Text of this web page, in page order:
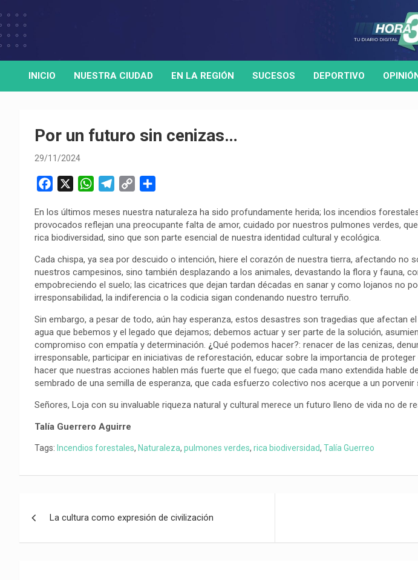
to
HORA32
Medio de comunicación digital
INICIO NUESTRA CIUDAD EN LA REGIÓN SUCESOS DEPORTIVO
Por un futuro sin cenizas…
29/11/2024
c
e
o
o
k
W
a
t
A
p
p
l
e
r
a
m
p
y
i
n
k
m
p
r
t
i
En los últimos meses nuestra naturaleza ha sido profundamente herida; los incendios
provocados reflejan una preocupante falta de amor, cuidado por nuestros pulmones verdes,
rica biodiversidad, sino que son parte esencial de nuestra identidad cultural y ecológica.
Cada chispa, ya sea por descuido o intención, hiere el corazón de nuestra tierra, afectando no
nuestros campesinos, sino también desplazando a los animales, devastando la flora y fauna,
empobreciendo el suelo; las cicatrices que dejan tardan décadas en sanar y como lojanos no
irresponsabilidad, la indiferencia o la codicia sigan condenando nuestro terruño.
Sin embargo, a pesar de todo, aún hay esperanza, estos desastres son tragedias que afectan
agua que bebemos y el legado que dejamos; debemos actuar y ser parte de la solución,
compromiso con empatía y determinación. ¿Qué podemos hacer?: renacer de las cenizas,
irresponsable, participar en iniciativas de reforestación, educar sobre la importancia de
hacer que nuestras acciones hablen más fuerte que el fuego; que cada mano extendida hable
sembrado de una semilla de esperanza, que cada esfuerzo colectivo nos acerque a un porvenir
Señores, Loja con su invaluable riqueza natural y cultural merece un futuro lleno de vida no de
Talía Guerrero Aguirre
Tags: Incendios forestales, Naturaleza, pulmones verdes, rica biodiversidad, Talía Guerreo
La cultura como expresión de civilización